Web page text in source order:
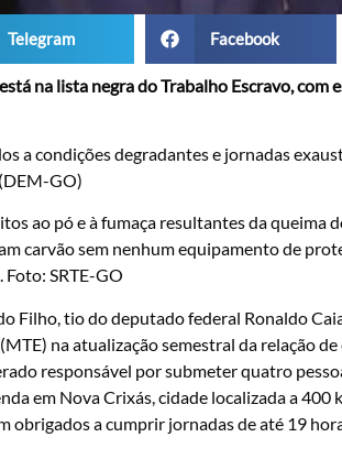
Telegram Facebook
na lista negra do Trabalho Escravo, com
a condições degradantes e jornadas
GO)
ao pó e à fumaça resultantes da queima
carvão sem nenhum equipamento de
SRTE-GO
Filho, tio do deputado federal Ronaldo
na atualização semestral da relação
responsável por submeter quatro
em Nova Crixás, cidade localizada a
a cumprir jornadas de até 19